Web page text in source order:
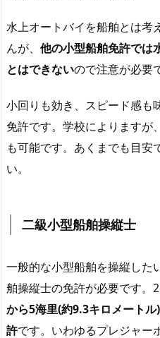
水上オートバイを船舶とは考
んが、 他の小型船舶免許では
とはできないので注意が必要
小回りも効き、スピード感も
免許です。学校によりますが
も可能です。あくまでも目安
い。
二級小型船舶操縦士
一般的な小型船舶を操縦した
舶操縦士の免許が必要です。
から5海里(約9.3キロメート
許です。いわゆるプレジャー